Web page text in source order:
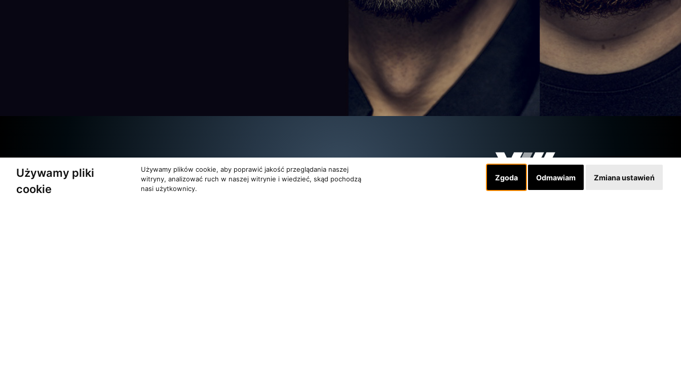
Używamy pliki
cookie
Używamy plików cookie, aby poprawić jakość przeglądania naszej
witryny, analizować ruch w naszej witrynie i wiedzieć, skąd pochodzą
nasi użytkownicy.
Zgoda Odmawiam Zmiana ustawień
Partnerzy